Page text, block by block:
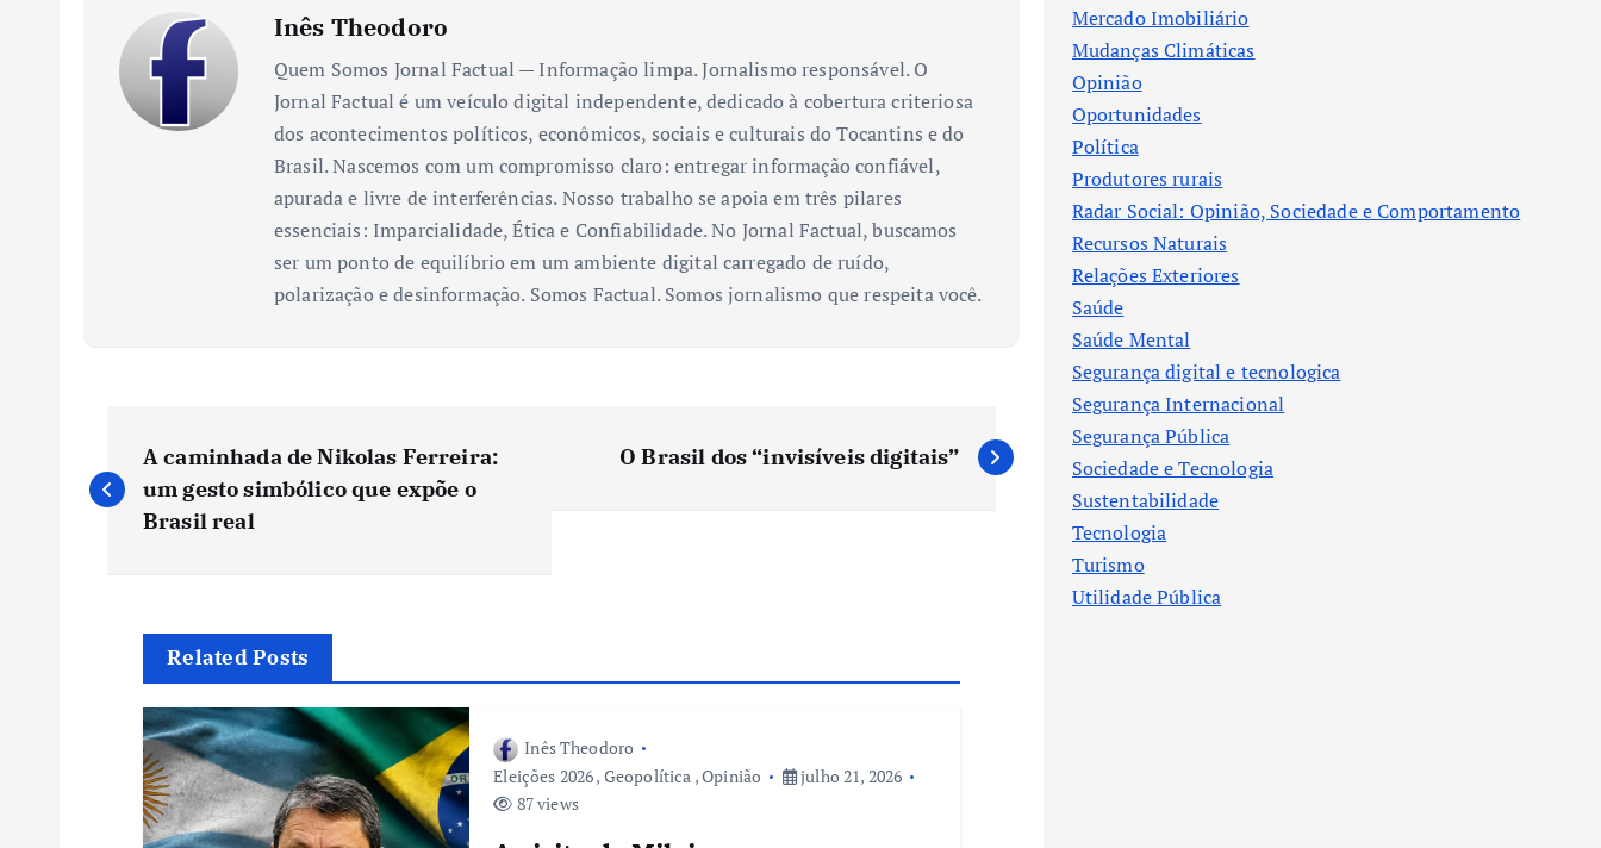
Inês Theodoro
Quem Somos Jornal Factual — Informação limpa. Jornalismo responsável. O
Jornal Factual é um veículo digital independente, dedicado à cobertura criteriosa
dos acontecimentos políticos, econômicos, sociais e culturais do Tocantins e do
Brasil. Nascemos com um compromisso claro: entregar informação confiável,
apurada e livre de interferências. Nosso trabalho se apoia em três pilares
essenciais: Imparcialidade, Ética e Confiabilidade. No Jornal Factual, buscamos
ser um ponto de equilíbrio em um ambiente digital carregado de ruído,
polarização e desinformação. Somos Factual. Somos jornalismo que respeita você.
a
A caminhada de Nikolas Ferreira:
um gesto simbólico que expõe o
Brasil real
O Brasil dos “invisíveis digitais”
Related Posts
Inês Theodoro
Eleições 2026, Geopolítica ,Opinião
julho 21, 2026
87 views
Mercado Imobiliário
Mudanças Climáticas
Opinião
Oportunidades
Política
Produtores rurais
Radar Social: Opinião, Sociedade e Comportamento
Recursos Naturais
Relações Exteriores
Saúde
Saúde Mental
Segurança digital e tecnologica
Segurança Internacional
Segurança Pública
Sociedade e Tecnologia
Sustentabilidade
Tecnologia
Turismo
Utilidade Pública